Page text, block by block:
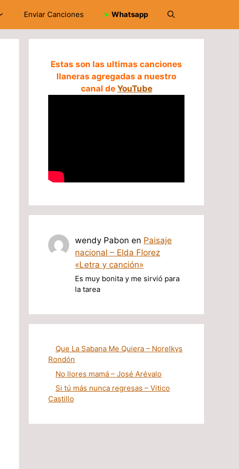
Enviar Canciones ➤ Whatsapp
Estas son las ultimas canciones
llaneras agregadas a nuestro
canal de YouTube
wendy Pabon en Paisaje
nacional – Elda Florez
«Letra y canción»
Es muy bonita y me sirvió para
la tarea
Que La Sabana Me Quiera – Norelkys
Rondón
No llores mamá – José Arévalo
Si tú más nunca regresas – Vitico
Castillo